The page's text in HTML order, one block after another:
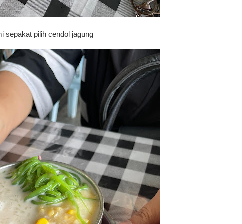
sepakat pilih cendol jagung